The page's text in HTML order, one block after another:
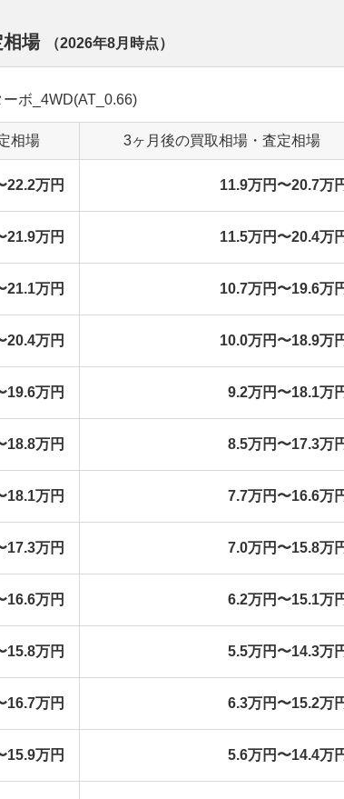
相場 （2026年8月 時点）
ボ_4WD(AT_0.66)
相場 3ヶ月後の買取相場・査定相場
22.2万円 11.9万円〜20.7万
21.9万円 11.5万円〜20.4万
21.1万円 10.7万円〜19.6万
20.4万円 10.0万円〜18.9万
19.6万円 9.2万円〜18.1万
18.8万円 8.5万円〜17.3万
18.1万円 7.7万円〜16.6万
17.3万円 7.0万円〜15.8万
16.6万円 6.2万円〜15.1万
15.8万円 5.5万円〜14.3万
16.7万円 6.3万円〜15.2万
15.9万円 5.6万円〜14.4万